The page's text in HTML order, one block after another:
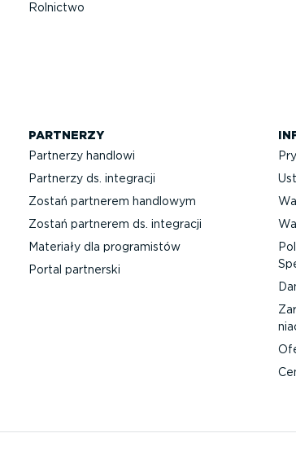
Rolnictwo
PARTNERZY
Partnerzy handlowi
Partnerzy ds. integracji
Zostań partnerem handlowym
Zostań partnerem ds. integracji
Materiały dla progra­mistów
Portal partnerski